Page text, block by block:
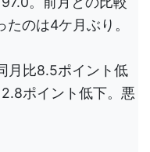
のは4ケ月ぶり。
月比8.5ポイント低
ポイント低下。悪